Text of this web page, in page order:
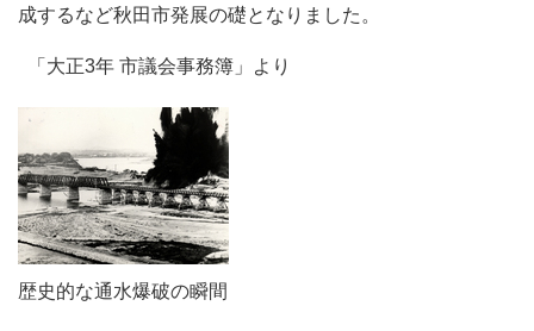
成するなど秋田市発展の礎となりました。
「大正3年 市議会事務簿」より
歴史的な通水爆破の瞬間